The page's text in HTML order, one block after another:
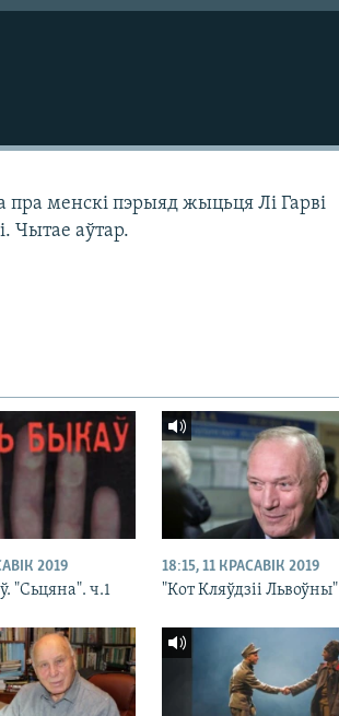
менскі пэрыяд жыцьця Лі Гарві
Чытае аўтар.
2019
"Сьцяна". ч.1
18:15, 11 КРАСАВІК 2019
"Кот Кляўдзіі Львоўны"